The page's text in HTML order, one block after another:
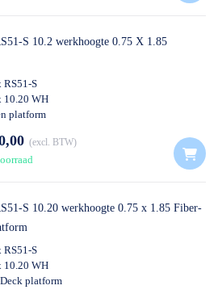
S 10.2 werkhoogte 0.75 X 1.85
RS51-S
10.20 WH
platform
excl. BTW
S 10.20 werkhoogte 0.75 x 1.85 Fiber-
RS51-S
10.20 WH
platform